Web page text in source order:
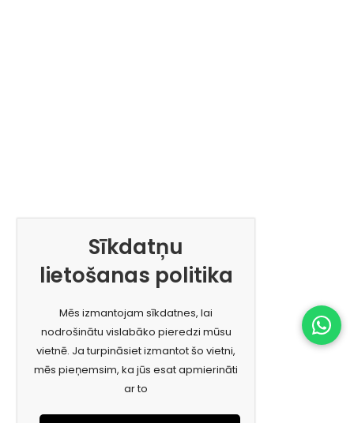
Sīkdatņu
lietošanas politika
Mēs izmantojam sīkdatnes, lai
nodrošinātu vislabāko pieredzi mūsu
vietnē. Ja turpināsiet izmantot šo vietni,
mēs pieņemsim, ka jūs esat apmierināti
ar to